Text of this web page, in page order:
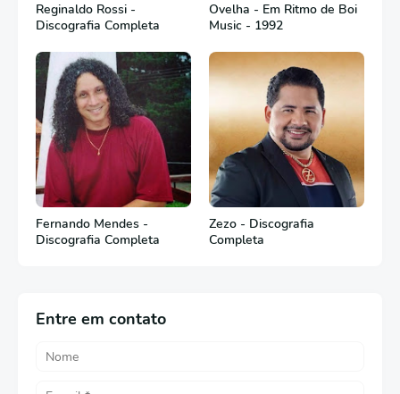
Reginaldo Rossi -
Discografia Completa
Ovelha - Em Ritmo de Boi
Music - 1992
Fernando Mendes -
Discografia Completa
Zezo - Discografia
Completa
Entre em contato